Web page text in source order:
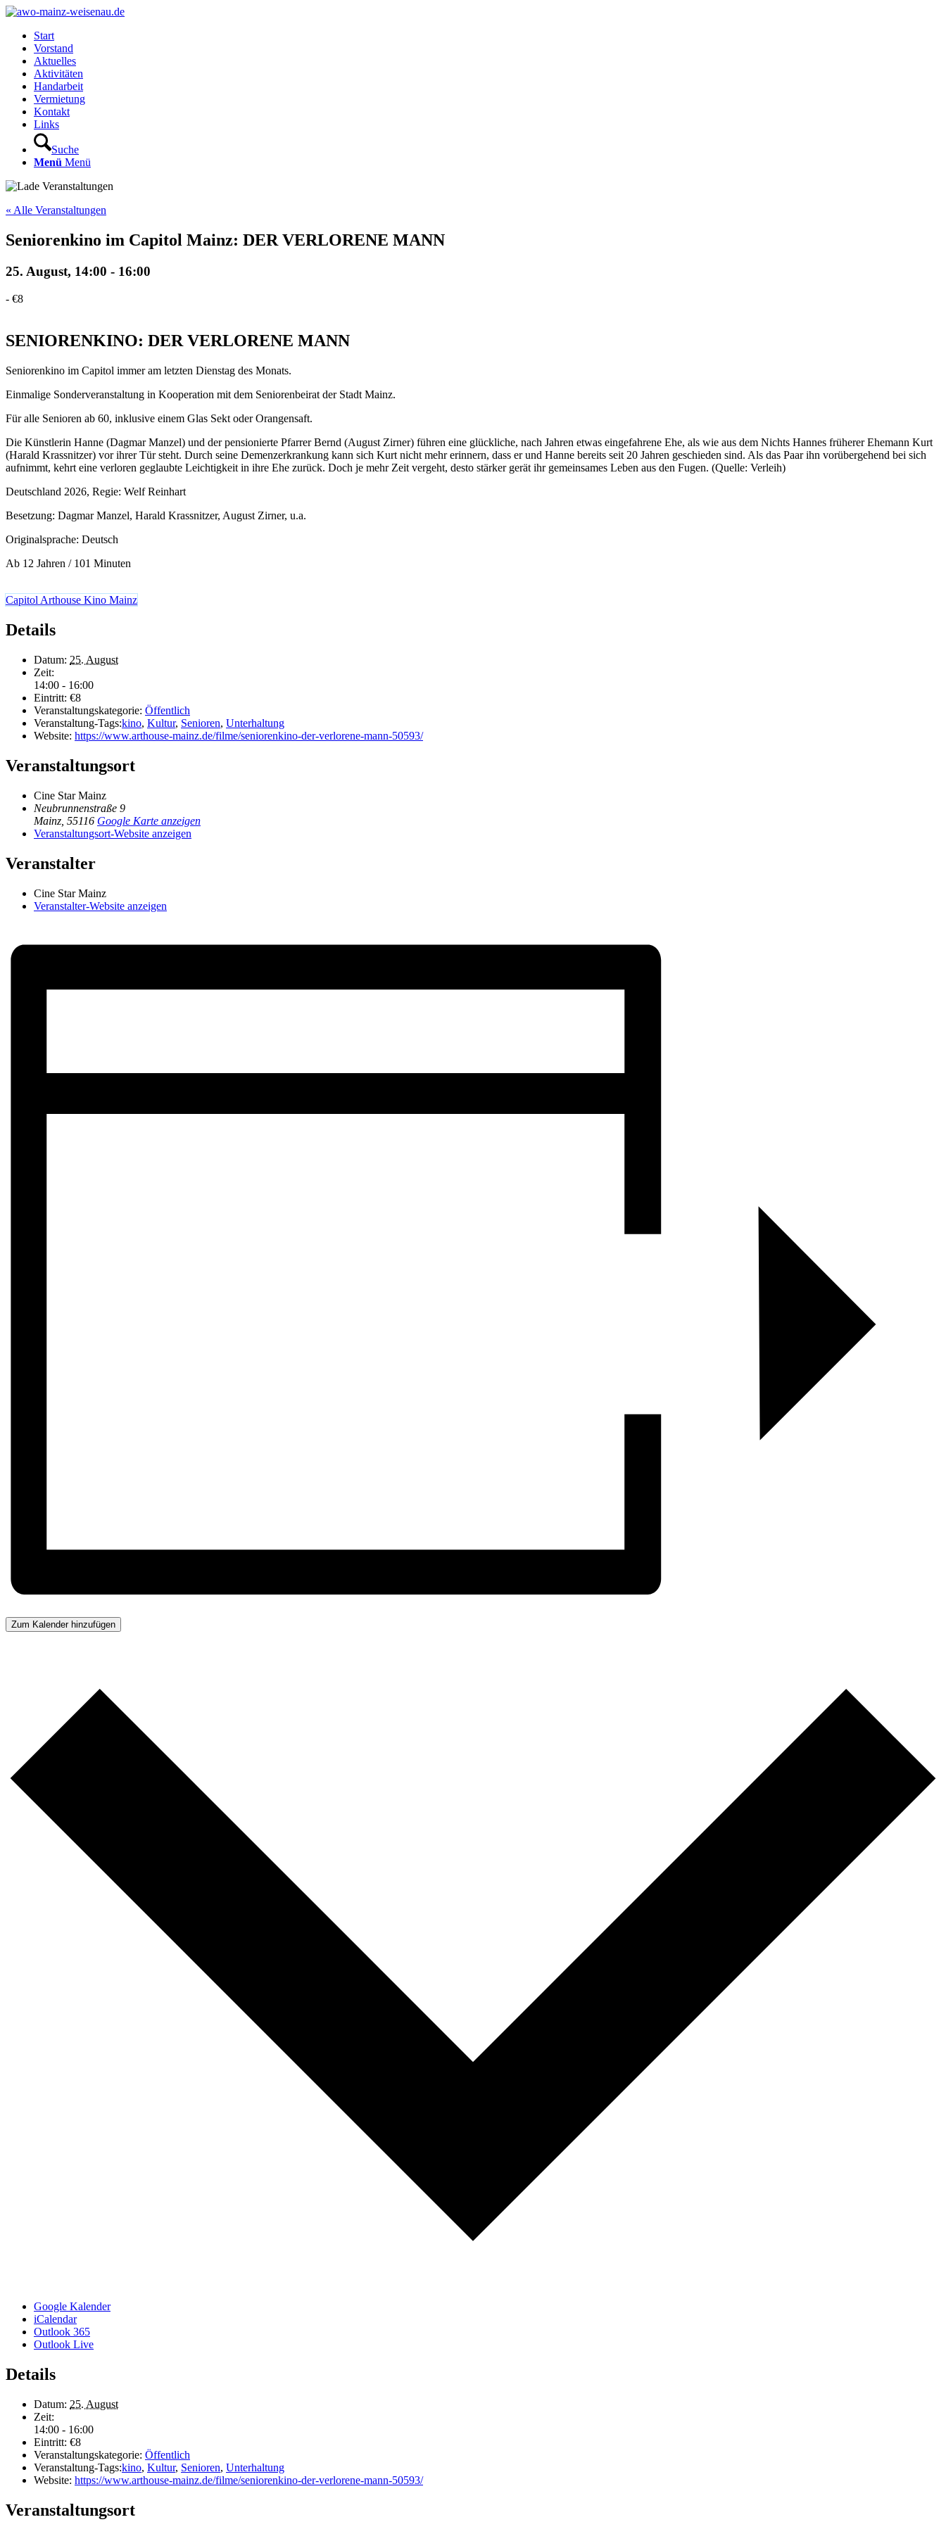
Start
Vorstand
Aktuelles
Aktivitäten
Handarbeit
Vermietung
Kontakt
Links
Suche
Menü Menü
« Alle Veranstaltungen
Seniorenkino im Capitol Mainz: DER VERLORENE MANN
25. August, 14:00 - 16:00
- €8
SENIORENKINO: DER VERLORENE MANN
Seniorenkino im Capitol immer am letzten Dienstag des Monats.
Einmalige Sonderveranstaltung in Kooperation mit dem Seniorenbeirat der Stadt Mainz.
Für alle Senioren ab 60, inklusive einem Glas Sekt oder Orangensaft.
Die Künstlerin Hanne (Dagmar Manzel) und der pensionierte Pfarrer Bernd (August Zirner) führen eine glückliche, nach Jahren etwas eingefahrene Ehe, als wie aus dem Nichts Hannes früherer Ehemann Kurt
(Harald Krassnitzer) vor ihrer Tür steht. Durch seine Demenzerkrankung kann sich Kurt nicht mehr erinnern, dass er und Hanne bereits seit 20 Jahren geschieden sind. Als das Paar ihn vorübergehend bei sich
aufnimmt, kehrt eine verloren geglaubte Leichtigkeit in ihre Ehe zurück. Doch je mehr Zeit vergeht, desto stärker gerät ihr gemeinsames Leben aus den Fugen. (Quelle: Verleih)
Deutschland 2026, Regie: Welf Reinhart
Besetzung: Dagmar Manzel, Harald Krassnitzer, August Zirner, u.a.
Originalsprache: Deutsch
Ab 12 Jahren / 101 Minuten
Capitol Arthouse Kino Mainz
Details
Datum: 25. August
Zeit:
14:00 - 16:00
Eintritt: €8
Veranstaltungskategorie: Öffentlich
Veranstaltung-Tags:kino, Kultur, Senioren, Unterhaltung
Website: https://www.arthouse-mainz.de/filme/seniorenkino-der-verlorene-mann-50593/
Veranstaltungsort
Cine Star Mainz
Neubrunnenstraße 9
Mainz 55116 Google Karte anzeigen
Veranstaltungsort-Website anzeigen
Veranstalter
Cine Star Mainz
Veranstalter-Website anzeigen
Zum Kalender hinzufügen
Google Kalender
iCalendar
Outlook 365
Outlook Live
Details
Datum: 25. August
Zeit:
14:00 - 16:00
Eintritt: €8
Veranstaltungskategorie: Öffentlich
Veranstaltung-Tags:kino, Kultur, Senioren, Unterhaltung
Website: https://www.arthouse-mainz.de/filme/seniorenkino-der-verlorene-mann-50593/
Veranstaltungsort